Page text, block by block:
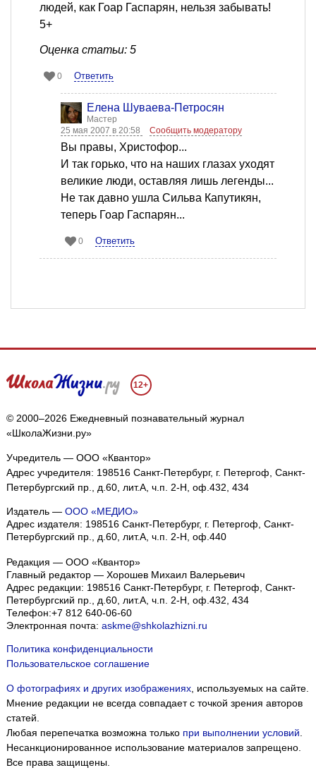
людей, как Гоар Гаспарян, нельзя забывать!
5+
Оценка статьи: 5
0 Ответить
Елена Шуваева-Петросян
Мастер
25 мая 2007 в 20:58
Сообщить модератору
Вы правы, Христофор...
И так горько, что на наших глазах уходят
великие люди, оставляя лишь легенды...
Не так давно ушла Сильва Капутикян,
теперь Гоар Гаспарян...
0 Ответить
12+
© 2000–2026 Ежедневный познавательный журнал
«ШколаЖизни.ру»
Учредитель — ООО «Квантор»
Адрес учредителя: 198516 Санкт-Петербург, г. Петергоф, Санкт-
Петербургский пр., д.60, лит.А, ч.п. 2-Н, оф.432, 434
Издатель — ООО «МЕДИО»
Адрес издателя: 198516 Санкт-Петербург, г. Петергоф, Санкт-
Петербургский пр., д.60, лит.А, ч.п. 2-Н, оф.440
Редакция — ООО «Квантор»
Главный редактор — Хорошев Михаил Валерьевич
Адрес редакции: 198516 Санкт-Петербург, г. Петергоф Санкт-
Петербургский пр., д.60, лит.А, ч.п. 2-Н, оф.432, 434
Телефон:+7 812 640-06-60
Электронная почта: askme@shkolazhizni.ru
Политика конфиденциальности
Пользовательское соглашение
О фотографиях и других изображениях, используемых на сайте.
Мнение редакции не всегда совпадает с точкой зрения авторов
статей.
Любая перепечатка возможна только при выполнении условий
Несанкционированное использование материалов запрещено.
Все права защищены.